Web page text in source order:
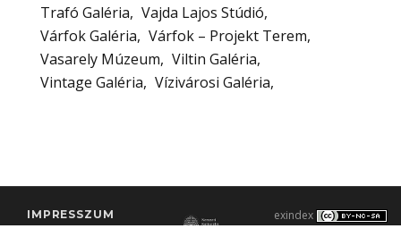
Trafó Galéria
Vajda Lajos Stúdió
Várfok Galéria
Várfok – Projekt Terem
Vasarely Múzeum
Viltin Galéria
Vintage Galéria
Vízivárosi Galéria
IMPRESSZUM
exindex